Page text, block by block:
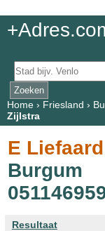
Home› Friesland ›
Zijlstra
E
Burgum
Resultaat